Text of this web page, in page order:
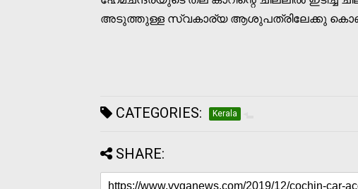
അടുത്തുള്ള സ്വകാര്യ ആശുപത്രിലേക്കു
CATEGORIES: Kerala
SHARE: